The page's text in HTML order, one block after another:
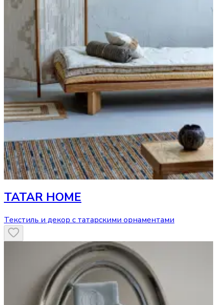
TATAR HOME
Текстиль и декор с татарскими орнаментами